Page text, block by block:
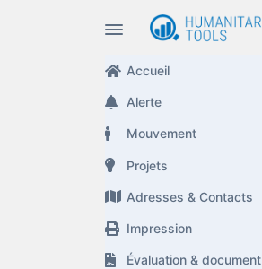
Accueil
Alerte
Mouvement
Projets
Adresses & Contacts
Impression
Évaluation & document